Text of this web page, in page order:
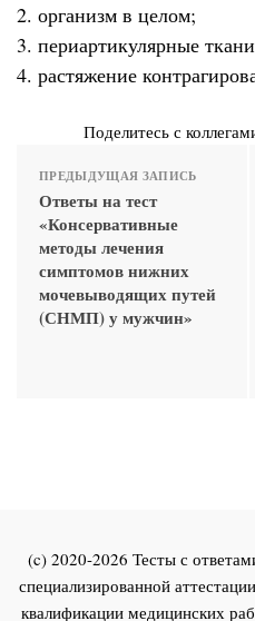
2. организм в целом;
3. периартикулярные
4. растяжение
Поделитесь с
ПРЕДЫДУЩАЯ ЗАПИСЬ
Ответы на тест
«Консервативные
методы лечения
симптомов нижних
мочевыводящих путей
(СНМП) у мужчин»
(c) 2020-2026 Тесты с
специализированной
квалификации медицинских